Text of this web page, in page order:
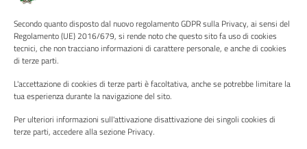
Secondo quanto disposto dal nuovo regolamento GDPR sulla Privacy, ai sensi del
Regolamento (UE) 2016/679, si rende noto che questo sito fa uso di cookies
tecnici, che non tracciano informazioni di carattere personale, e anche di cookies
di terze parti.
L'accettazione di cookies di terze parti è facoltativa, anche se potrebbe limitare la
tua esperienza durante la navigazione del sito.
Per ulteriori informazioni sull'attivazione disattivazione dei singoli cookies di
terze parti, accedere alla sezione Privacy.
Albo pretorio
Informativa privacy
Note legali
Piano di miglioramento del sito